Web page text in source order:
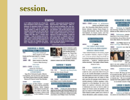
session.